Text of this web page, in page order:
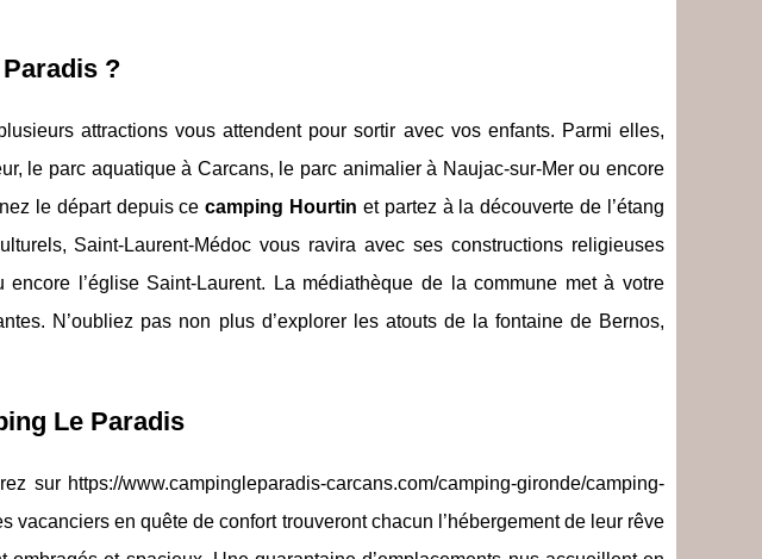
?
attractions vous attendent pour sortir avec vos enfants. Parmi elles,
le parc aquatique à Carcans, le parc animalier à Naujac-sur-Mer ou encore
le départ depuis cecamping Hourtin et partez à la découverte de l’étang
Saint-Laurent-Médoc vous ravira avec ses constructions religieuses
l’église Saint-Laurent. La médiathèque de la commune met à votre
N’oubliez pas non plus d’explorer les atouts de la fontaine de Bernos,
Le Paradis
sur https://www.campingleparadis-carcans.com/camping-gironde/camping-
vacanciers en quête de confort trouveront chacun l’hébergement de leur rêve